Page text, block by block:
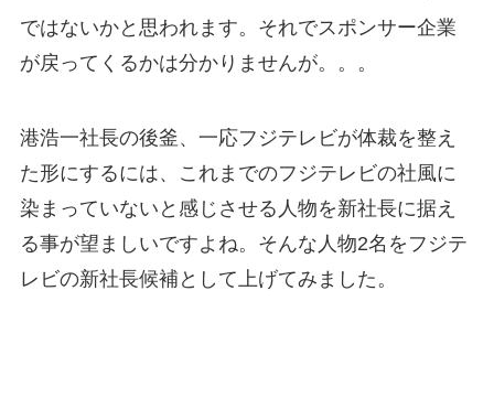
ではないかと思われます。それでスポンサー企業
が戻ってくるかは分かりませんが。。。
港浩一社長の後釜、一応フジテレビが体裁を整え
た形にするには、これまでのフジテレビの社風に
染まっていないと感じさせる人物を新社長に据え
る事が望ましいですよね。そんな人物2名をフジテ
レビの新社長候補として上げてみました。